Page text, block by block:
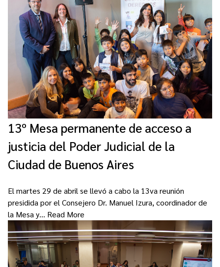
13º Mesa permanente de acceso a
justicia del Poder Judicial de la
Ciudad de Buenos Aires
El martes 29 de abril se llevó a cabo la 13va reunión
presidida por el Consejero Dr. Manuel Izura, coordinador de
la Mesa y… Read More